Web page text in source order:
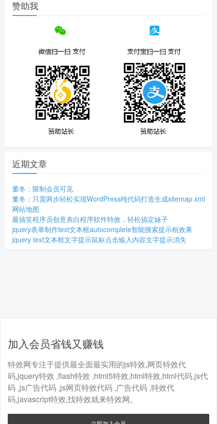
赞助我
近期文章
董冬：限制会员可见
董冬：只需两步轻松实现WordPress纯代码打造生成sitemap.xml
网站地图
最搞笑程序员创意表白程序软件特效，轻松搞定妹子
jquery表单制作text文本框autocomplete智能搜索提示框效果
jquery text文本框文字提示鼠标点击输入内容文字提示消失
加入会员省钱又赚钱
特效网专注于提供最全面最实用的js特效,网页特效代
码,jquery特效 ,flash特效 ,html5特效,html特效,html代码,js代
码 ,js广告代码 ,js网页特效代码 ,广告代码 ,特效代
码,javascript特效,找特效就来特效网。